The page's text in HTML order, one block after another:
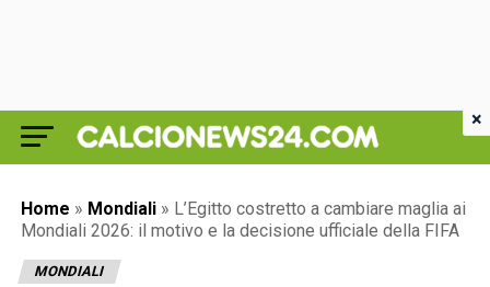
Home » Mondiali » L’Egitto costretto a cambiare maglia ai
Mondiali 2026: il motivo e la decisione ufficiale della FIFA
MONDIALI
×